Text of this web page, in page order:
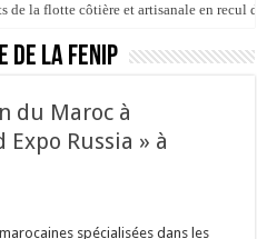
de la flotte côtière et artisanale en recul
la FENIP
du Maroc à
Russia » à
spécialisées dans les